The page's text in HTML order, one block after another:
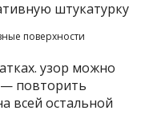
поверхности
узор можно
— повторить
всей остальной